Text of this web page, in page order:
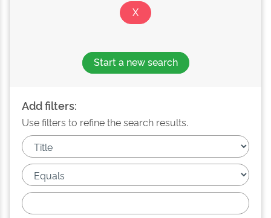
Start a new search
Add filters:
Use filters to refine the search results.